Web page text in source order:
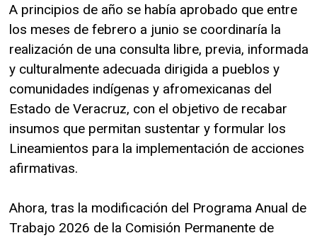
A principios de año se había aprobado que entre
los meses de febrero a junio se coordinaría la
realización de una consulta libre, previa, informada
y culturalmente adecuada dirigida a pueblos y
comunidades indígenas y afromexicanas del
Estado de Veracruz, con el objetivo de recabar
insumos que permitan sustentar y formular los
Lineamientos para la implementación de acciones
afirmativas.
Ahora, tras la modificación del Programa Anual de
Trabajo 2026 de la Comisión Permanente de